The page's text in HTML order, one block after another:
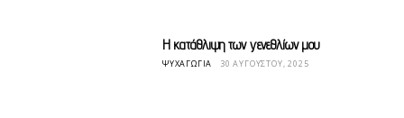
Η κατάθλιψη των γενεθλίων μου
ΨΥΧΑΓΩΓΊΑ 30 ΑΥΓΟΎΣΤΟΥ, 2025